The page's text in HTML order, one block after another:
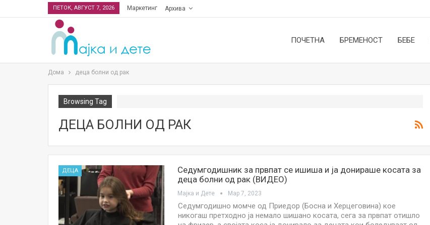
ПЕТОК, АВГУСТ 7, 2026 Маркетинг Архива
ПОЧЕТНА БРЕМЕНОСТ БЕБЕ
Дома деца болни од рак
Browsing Tag
ДЕЦА БОЛНИ ОД РАК
ДЕЦА
Седумгодишник за првпат се ишиша и ја донираше косата за
деца болни од рак (ВИДЕО)
Мајка и Дете Мар 7, 2023
Седумгодишно момче од Приедор (Босна и Херцеговина) кое
никогаш претходно ја немало шишано косата, сега за првпат отишло
НОВОСТИ